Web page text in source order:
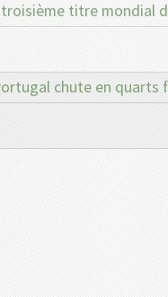
titre mondial
chute en quarts